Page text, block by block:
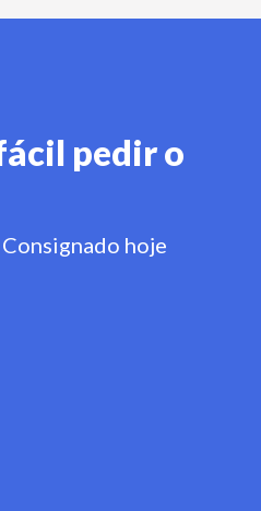
pedir o
hoje